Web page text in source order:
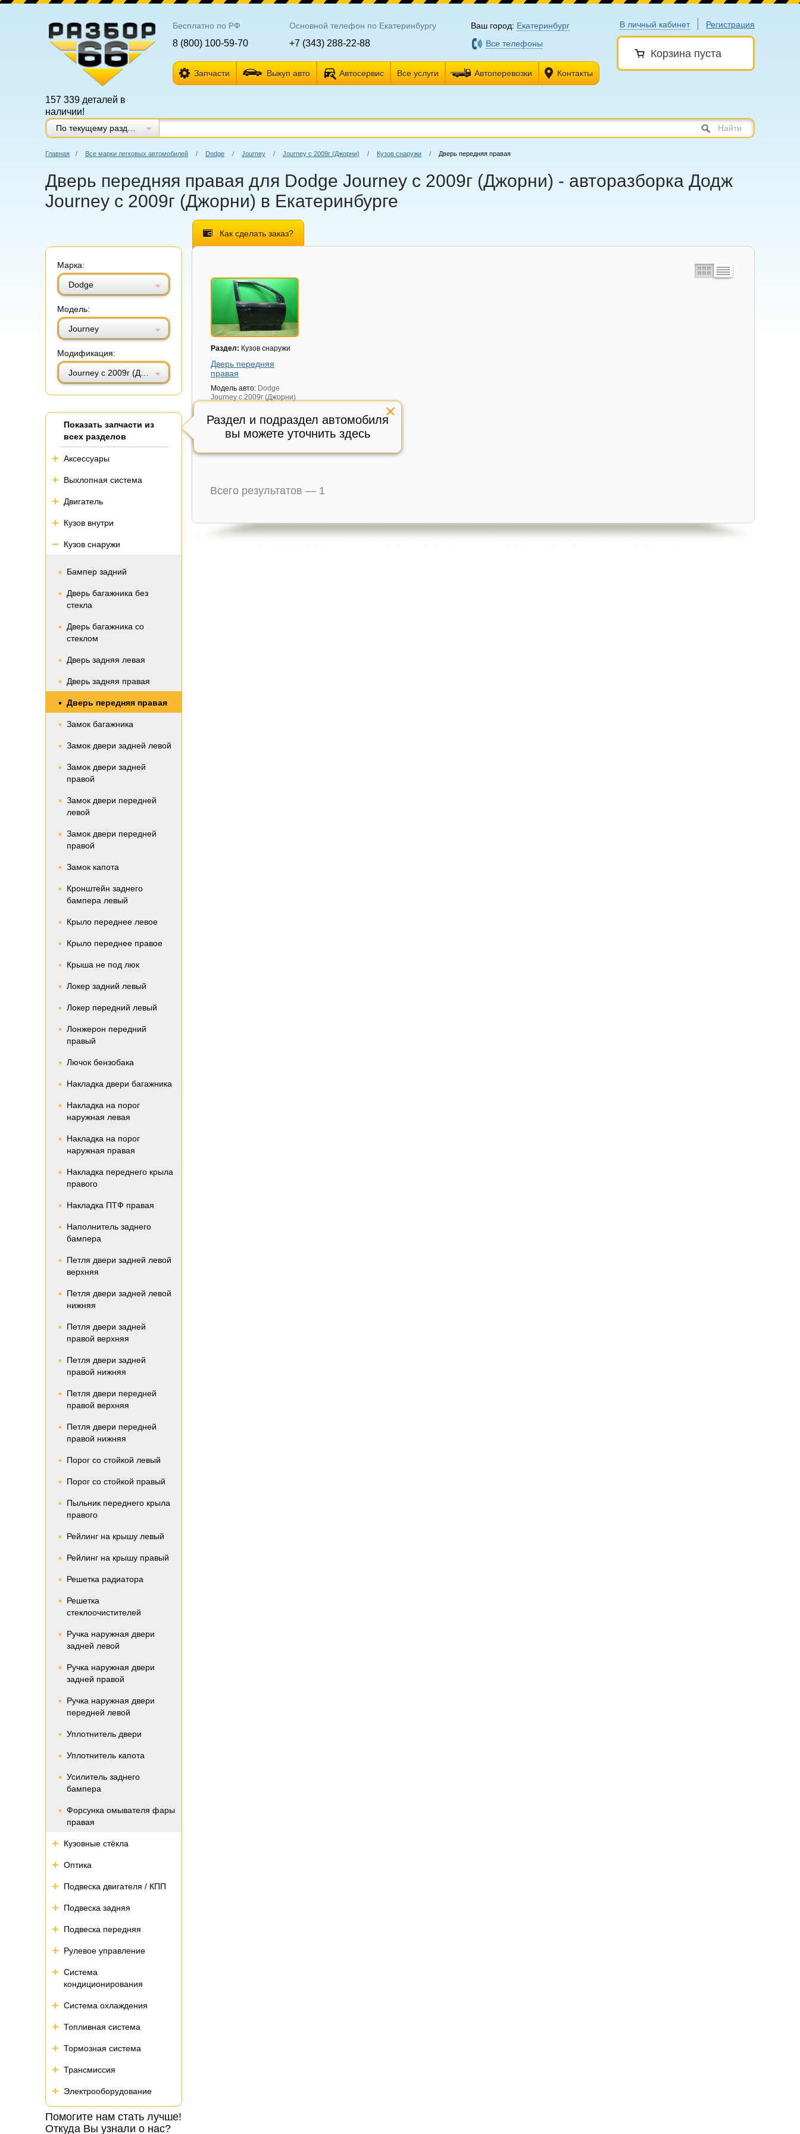
В личный кабинет Регистрация
Корзина пуста
157 339 деталей в
наличии!
Бесплатно по РФ
8 (800) 100-59-70
Основной телефон по Екатеринбургу
+7 (343) 288-22-88
Ваш город: Екатеринбург
Все телефоны
Запчасти Выкуп авто Автосервис Все услуги Автоперевозки Контакты
Найти
Главная / Все марки легковых автомобилей / Dodge / Journey / Journey с 2009г (Джорни) / Кузов снаружи / Дверь передняя правая
Дверь передняя правая для Dodge Journey с 2009г (Джорни) - авторазборка Додж
Journey с 2009г (Джорни) в Екатеринбурге
Марка:
Dodge
Модель:
Journey
Модификация:
Раздел и подраздел автомобиля
вы можете уточнить здесь
Показать запчасти из
всех разделов
Аксессуары
Выхлопная система
Двигатель
Кузов внутри
Кузов снаружи
Бампер задний
Дверь багажника без
стекла
Дверь багажника со
стеклом
Дверь задняя левая
Дверь задняя правая
Дверь передняя правая
Замок багажника
Замок двери задней левой
Замок двери задней
правой
Замок двери передней
левой
Замок двери передней
правой
Замок капота
Кронштейн заднего
бампера левый
Крыло переднее левое
Крыло переднее правое
Крыша не под люк
Локер задний левый
Локер передний левый
Лонжерон передний
правый
Лючок бензобака
Накладка двери багажника
Накладка на порог
наружная левая
Накладка на порог
наружная правая
Накладка переднего крыла
правого
Накладка ПТФ правая
Наполнитель заднего
бампера
Петля двери задней левой
верхняя
Петля двери задней левой
нижняя
Петля двери задней
правой верхняя
Петля двери задней
правой нижняя
Петля двери передней
правой верхняя
Петля двери передней
правой нижняя
Порог со стойкой левый
Порог со стойкой правый
Пыльник переднего крыла
правого
Рейлинг на крышу левый
Рейлинг на крышу правый
Решетка радиатора
Решетка
стеклоочистителей
Ручка наружная двери
задней левой
Ручка наружная двери
задней правой
Ручка наружная двери
передней левой
Уплотнитель двери
Уплотнитель капота
Усилитель заднего
бампера
Форсунка омывателя фары
правая
Кузовные стёкла
Оптика
Подвеска двигателя / КПП
Подвеска задняя
Подвеска передняя
Рулевое управление
Система
кондиционирования
Система охлаждения
Топливная система
Тормозная система
Трансмиссия
Электрооборудование
Помогите нам стать лучше!
Откуда Вы узнали о нас?
Как сделать заказ?
Раздел: Кузов снаружи
Дверь передняя
правая
Модель авто: Dodge
Journey с 2009г (Джорни)
см.фото,
Внутренний код:585934
Всего результатов — 1